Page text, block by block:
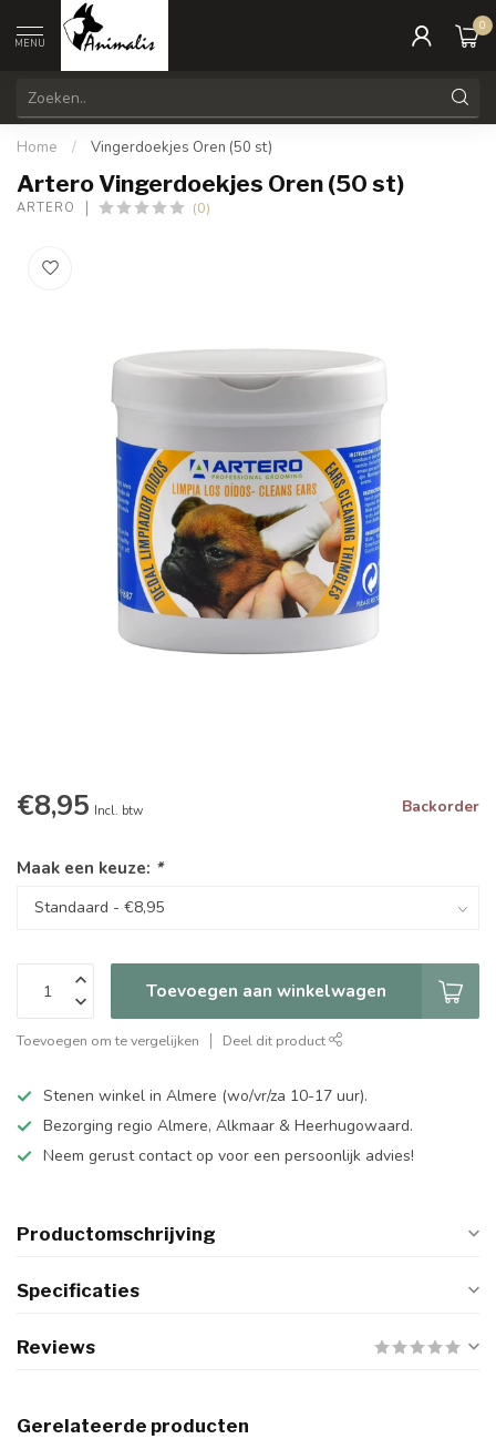
MENU
0
Home / Vingerdoekjes Oren (50 st)
Artero Vingerdoekjes Oren (50 st)
ARTERO (0)
€8,95 Incl. btw Backorder
Maak een keuze: *
Toevoegen aan winkelwagen
Toevoegen om te vergelijken Deel dit product
Stenen winkel in Almere (wo/vr/za 10-17 uur).
Bezorging regio Almere, Alkmaar & Heerhugowaard.
Neem gerust contact op voor een persoonlijk advies!
Productomschrijving
Specificaties
Reviews
Gerelateerde producten